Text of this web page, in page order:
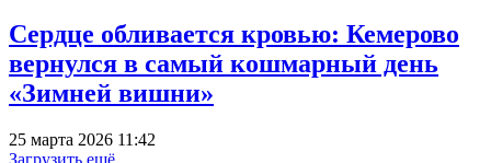
Сердце обливается кровью: Кемерово
вернулся в самый кошмарный день
«Зимней вишни»
25 марта 2026 11:42
Загрузить ещё